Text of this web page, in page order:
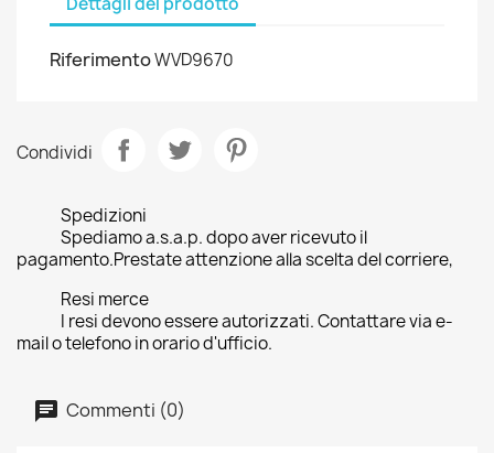
RiferimentoWVD9670
Condividi
Spedizioni
Spediamo a.s.a.p. dopo aver ricevuto il
pagamento.Prestate attenzione alla scelta del corriere,
Resi merce
I resi devono essere autorizzati. Contattare via e-
mail o telefono in orario d'ufficio.
Commenti (0)